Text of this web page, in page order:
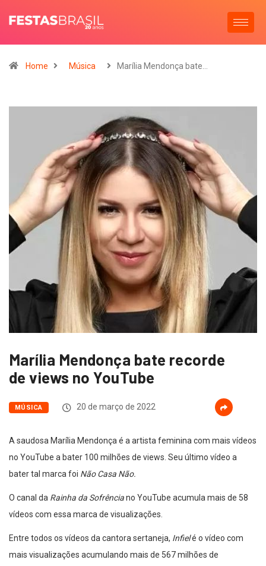
Home Música Marília Mendonça bate…
Marília Mendonça bate recorde
de views no YouTube
MÚSICA 20 de março de 2022
A saudosa Marília Mendonça é a artista feminina com mais vídeos
no YouTube a bater 100 milhões de views. Seu último vídeo a
bater tal marca foi Não Casa Não.
O canal da Rainha da Sofrênciano YouTube acumula mais de 58
vídeos com essa marca de visualizações.
Entre todos os vídeos da cantora sertaneja, Infielé o vídeo com
mais visualizações acumulando mais de 567 milhões de